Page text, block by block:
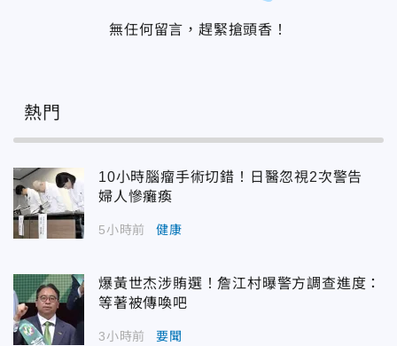
無任何留言，趕緊搶頭香！
熱門
10小時腦瘤手術切錯！日醫忽視2次警告
婦人慘癱瘓
5小時前 健康
爆黃世杰涉賄選！詹江村曝警方調查進度：
等著被傳喚吧
3小時前 要聞